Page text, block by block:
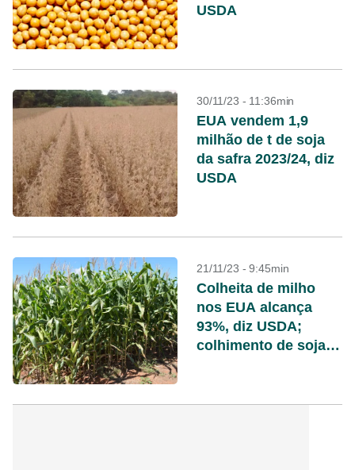
USDA
30/11/23 - 11:36min
EUA vendem 1,9
milhão de t de soja
da safra 2023/24, diz
USDA
21/11/23 - 9:45min
Colheita de milho
nos EUA alcança
93%, diz USDA;
colhimento de soja é